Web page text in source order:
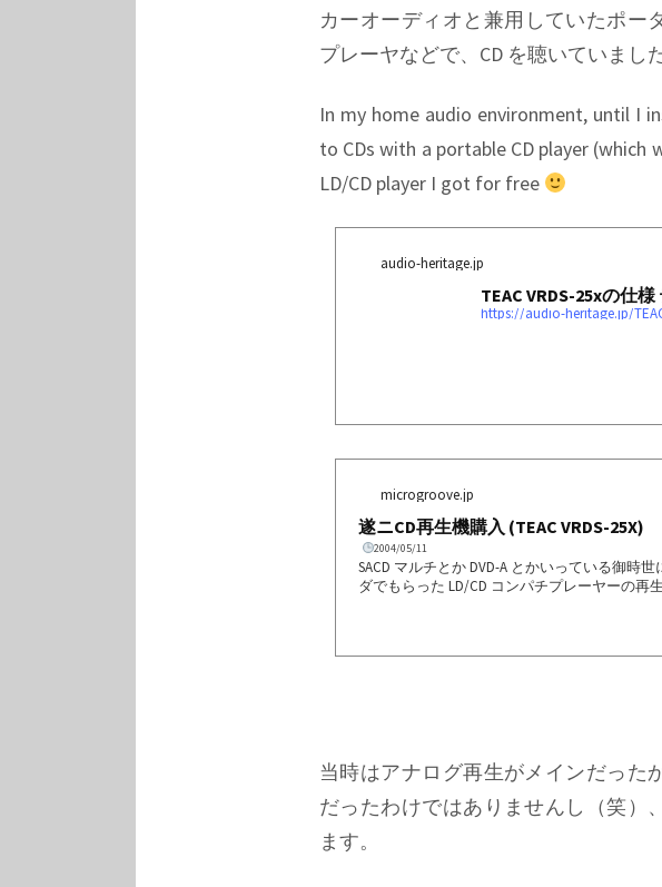
カーオーディオと兼用していたポー
プレーヤなどで、CD を聴いていまし
In my home audio environment, until I
to CDs with a portable CD player
LD/CD player I got for free
audio-heritage.jp
TEAC VRDS-25xの仕
https://audio-heritage.jp/
microgroove.jp
遂ニCD再生機購入 (TEAC VRDS-25X)
2004/05/11
SACD マルチとか DVD-A とかいっている御時
ダでもらった LD/CD コンパチプレーヤーの
りあえずはこれで壊れ...
当時はアナログ再生がメインだった
だったわけではありませんし（笑）
ます。